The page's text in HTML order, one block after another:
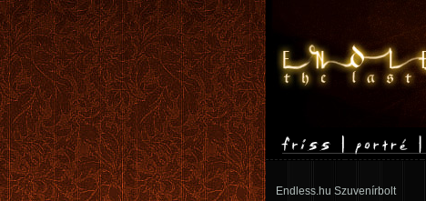
Endless.hu Szuvenírbolt